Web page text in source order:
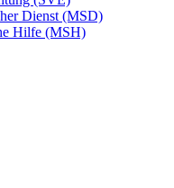
Dienst (MSD)
Hilfe (MSH)